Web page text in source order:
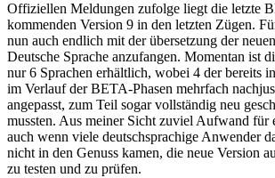
Offiziellen Meldungen zufolge liegt die letzte
kommenden Version 9 in den letzten Zügen.
nun auch endlich mit der übersetzung der
Deutsche Sprache anzufangen. Momentan ist
nur 6 Sprachen erhältlich, wobei 4 der bereits
im Verlauf der BETA-Phasen mehrfach
angepasst, zum Teil sogar vollständig neu
mussten. Aus meiner Sicht zuviel Aufwand für
auch wenn viele deutschsprachige Anwender
nicht in den Genuss kamen, die neue Version
zu testen und zu prüfen.